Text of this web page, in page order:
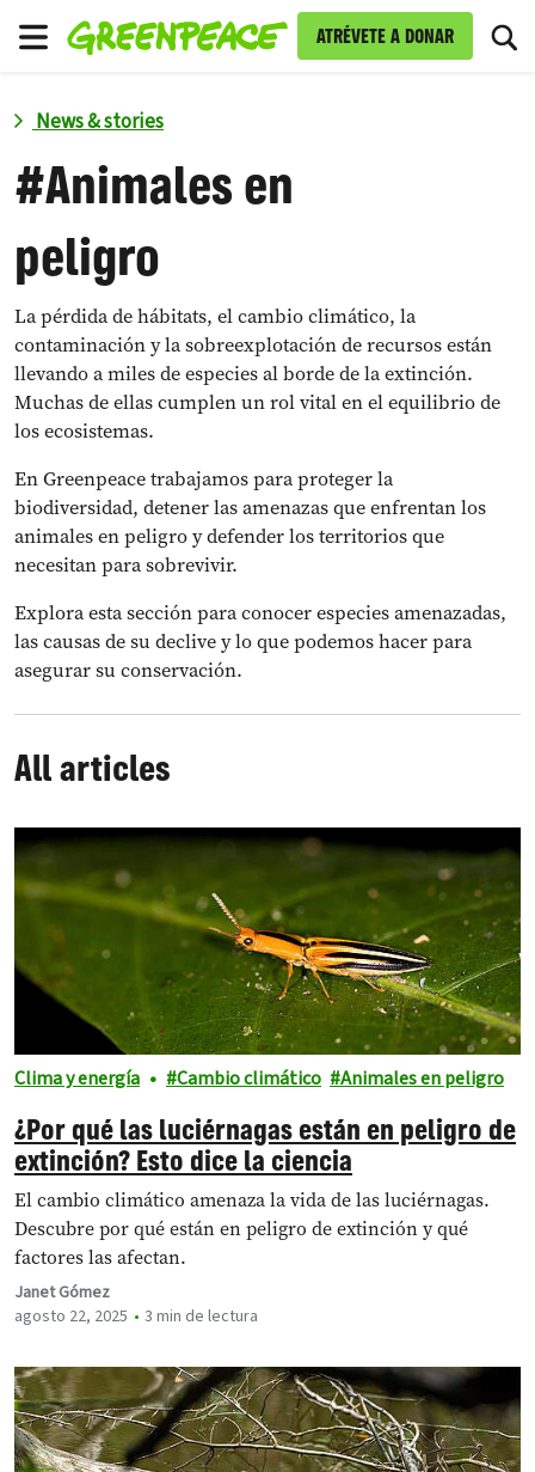
ATRÉVETE A DONAR
News & stories
#Animales en
peligro
La pérdida de hábitats, el cambio climático, la
contaminación y la sobreexplotación de recursos están
llevando a miles de especies al borde de la extinción.
Muchas de ellas cumplen un rol vital en el equilibrio de
los ecosistemas.
En Greenpeace trabajamos para proteger la
biodiversidad, detener las amenazas que enfrentan los
animales en peligro y defender los territorios que
necesitan para sobrevivir.
Explora esta sección para conocer especies amenazadas,
las causas de su declive y lo que podemos hacer para
asegurar su conservación.
All articles
Clima y energía Cambio climático Animales en peligro
¿Por qué las luciérnagas están en peligro de
extinción? Esto dice la ciencia
El cambio climático amenaza la vida de las luciérnagas.
Descubre por qué están en peligro de extinción y qué
factores las afectan.
Janet Gómez
agosto 22, 2025
3 min de lectura